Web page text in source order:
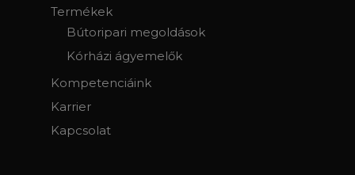
Termékek
Bútoripari megoldások
Kórházi ágyemelők
Kompetenciáink
Karrier
Kapcsolat